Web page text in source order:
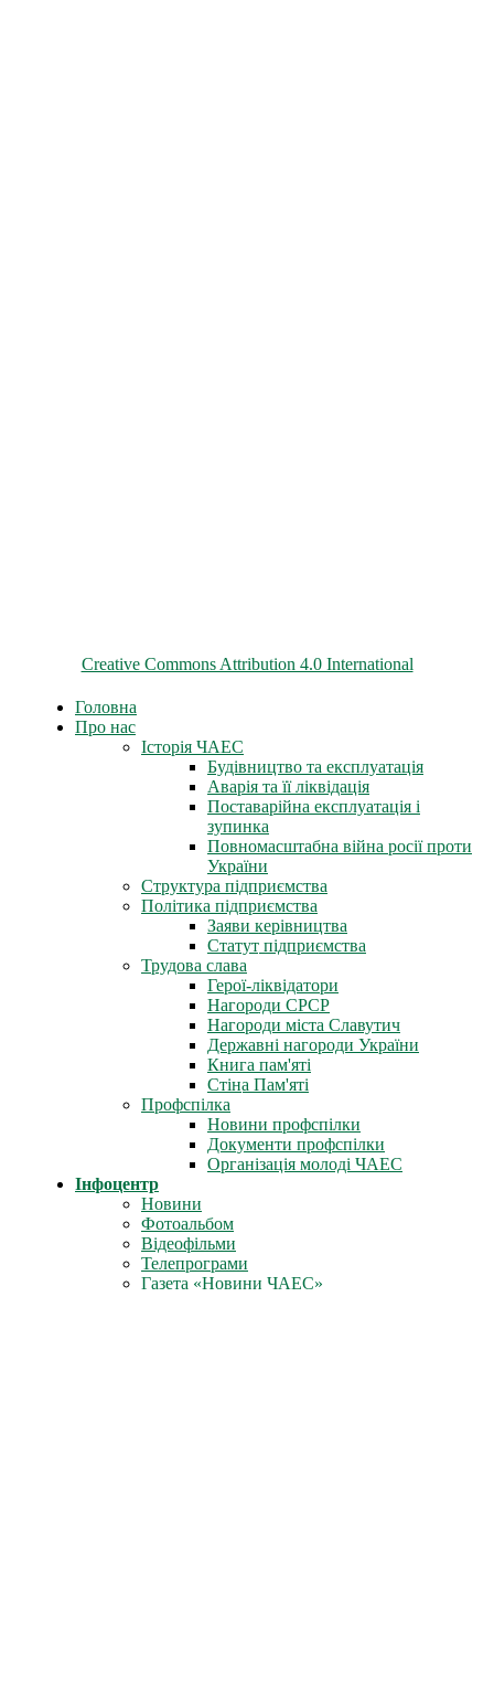
Creative Commons Attribution 4.0 International
Головна
Про нас
Історія ЧАЕС
Будівництво та експлуатація
Аварія та її ліквідація
Поставарійна експлуатація і
зупинка
Повномасштабна війна росії проти
України
Структура підприємства
Політика підприємства
Заяви керівництва
Статут підприємства
Трудова слава
Герої-ліквідатори
Нагороди СРСР
Нагороди міста Славутич
Державні нагороди України
Книга пам'яті
Стіна Пам'яті
Профспілка
Новини профспілки
Документи профспілки
Організація молоді ЧАЕС
Інфоцентр
Новини
Фотоальбом
Відеофільми
Телепрограми
Газета «Новини ЧАЕС»